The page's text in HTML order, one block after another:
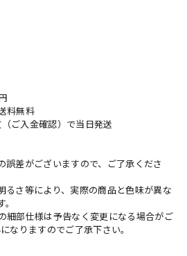
料無料
ご入金確認）で当日発送
誤差がございますので、ご了承くださ
るさ等により、実際の商品と色味が異な
細部仕様は予告なく変更になる場合がご
なりますのでご了承下さい。